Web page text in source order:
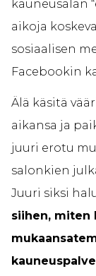
kauneusalan
aikoja
sosiaalisen
Facebookin
Älä käsitä
aikansa ja
juuri erotu
salonkien
Juuri siksi
siihen, miten